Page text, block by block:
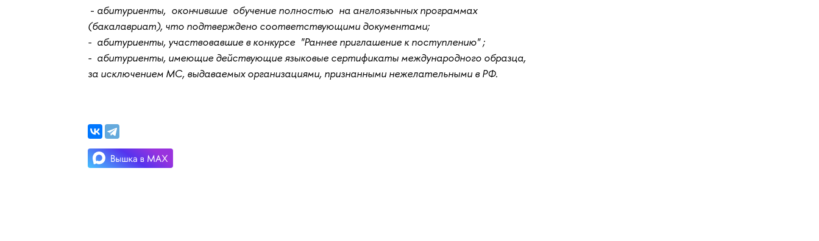
- абитуриенты, окончившие обучение полностью на англоязычных программах
(бакалавриат), что подтверждено соответствующими документами;
- абитуриенты, участвовавшие в конкурсе "Раннее приглашение к поступлению" ;
- абитуриенты, имеющие действующие языковые сертификаты международного образца,
за исключением МС, выдаваемых организациями, признанными нежелательными в РФ.